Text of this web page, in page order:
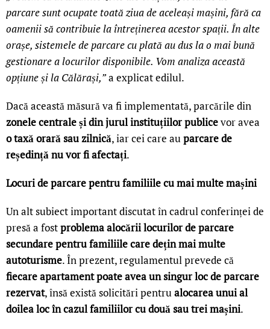
parcare sunt ocupate toată ziua de aceleași mașini, fără ca
oamenii să contribuie la întreținerea acestor spații. În alte
orașe, sistemele de parcare cu plată au dus la o mai bună
gestionare a locurilor disponibile. Vom analiza această
opțiune și la Călărași,”a explicat edilul.
Dacă această măsură va fi implementată, parcările din
zonele centrale și din jurul instituțiilor publicevor avea
o taxă orară sau zilnică, iar cei care auparcare de
reședință nu vor fi afectați.
Locuri de parcare pentru familiile cu mai multe mașini
Un alt subiect important discutat în cadrul conferinței de
presă a fostproblema alocării locurilor de parcare
secundare pentru familiile care dețin mai multe
autoturisme. În prezent, regulamentul prevede că
fiecare apartament poate avea un singur loc de parcare
rezervat, însă există solicitări pentrualocarea unui al
doilea loc în cazul familiilor cu două sau trei mașini.